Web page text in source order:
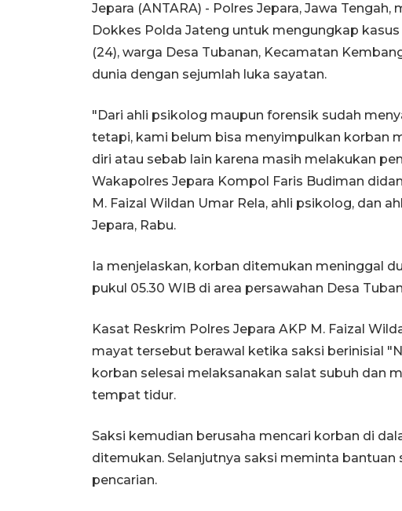
Jepara (ANTARA) - Polres Jepara, Jawa
Dokkes Polda Jateng untuk mengungkap
(24), warga Desa Tubanan, Kecamatan
dunia dengan sejumlah luka sayatan.
"Dari ahli psikolog maupun forensik sudah
tetapi, kami belum bisa menyimpulkan korban
diri atau sebab lain karena masih melakukan
Wakapolres Jepara Kompol Faris Budiman
M. Faizal Wildan Umar Rela, ahli psikolog, dan
Jepara, Rabu.
Ia menjelaskan, korban ditemukan meninggal
pukul 05.30 WIB di area persawahan Desa
Kasat Reskrim Polres Jepara AKP M. Faizal
mayat tersebut berawal ketika saksi berinisial
korban selesai melaksanakan salat subuh dan
tempat tidur.
Saksi kemudian berusaha mencari korban di
ditemukan. Selanjutnya saksi meminta
pencarian.